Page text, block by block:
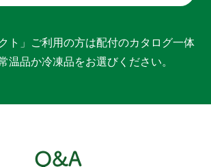
ト」ご利用の方は配付のカタログ一体
温品か冷凍品をお選びください。